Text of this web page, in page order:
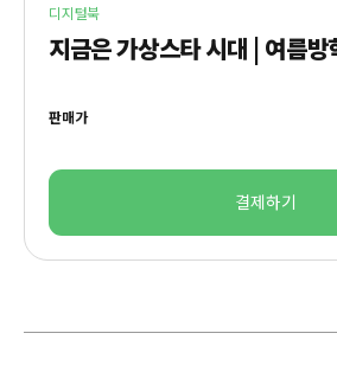
디지털북
지금은 가상스타 시대 | 여름
판매가
결제하기